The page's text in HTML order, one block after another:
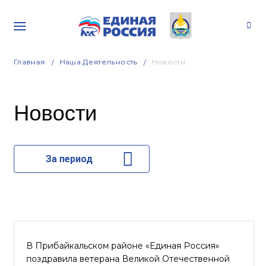
Главная Наша Деятельность Новости
Новости
За период
В Прибайкальском районе «Единая Россия»
поздравила ветерана Великой Отечественной